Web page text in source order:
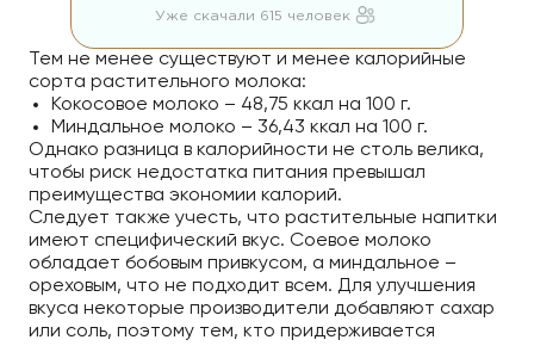
Уже скачали 615 человек
Тем не менее существуют и менее калорийные
сорта растительного молока:
Кокосовое молоко – 48,75 ккал на 100 г.
Миндальное молоко – 36,43 ккал на 100 г.
Однако разница в калорийности не столь велика,
чтобы риск недостатка питания превышал
преимущества экономии калорий.
Следует также учесть, что растительные напитки
имеют специфический вкус. Соевое молоко
обладает бобовым привкусом, а миндальное –
ореховым, что не подходит всем. Для улучшения
вкуса некоторые производители добавляют сахар
или соль, поэтому тем, кто придерживается